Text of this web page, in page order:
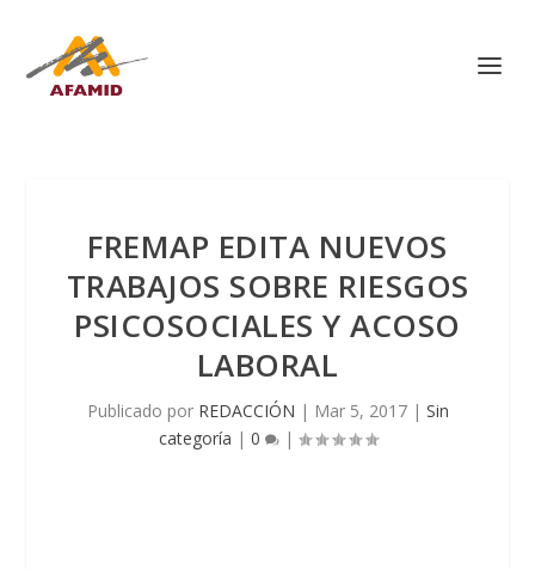
FREMAP EDITA NUEVOS
TRABAJOS SOBRE RIESGOS
PSICOSOCIALES Y ACOSO
LABORAL
Publicado por REDACCIÓN | Mar 5, 2017| Sin
categoría | 0 |